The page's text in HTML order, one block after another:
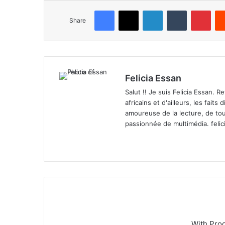
Share
Felicia Essan
Salut !! Je suis Felicia Essan.
africains et d'ailleurs, les faits
amoureuse de la lecture, de
passionnée de multimédia.
te